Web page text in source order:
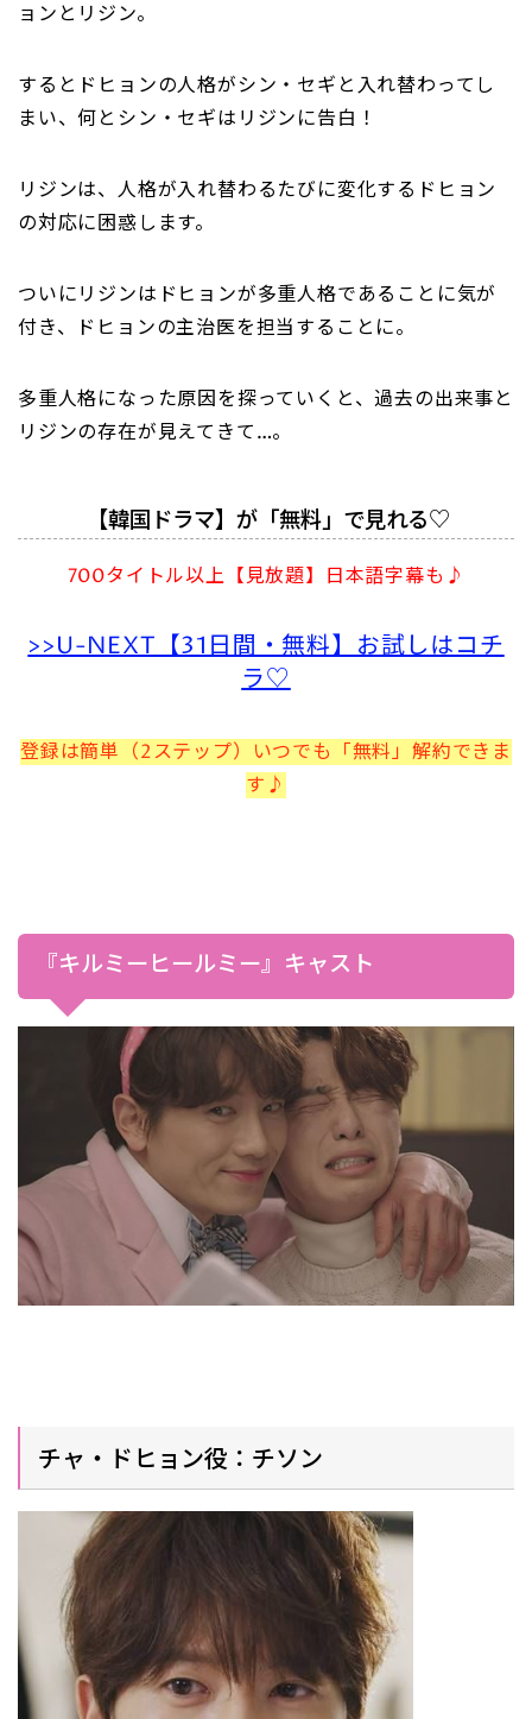
ョンとリジン。
するとドヒョンの人格がシン・セギと入れ替わってし
まい、何とシン・セギはリジンに告白！
リジンは、人格が入れ替わるたびに変化するドヒョン
の対応に困惑します。
ついにリジンはドヒョンが多重人格であることに気が
付き、ドヒョンの主治医を担当することに。
多重人格になった原因を探っていくと、過去の出来事と
リジンの存在が見えてきて…。
【韓国ドラマ】が「無料」で見れる♡
700タイトル以上【見放題】日本語字幕も♪
>>U-NEXT【31日間・無料】お試しはコチ
ラ♡
登録は簡単（2ステップ）いつでも「無料」解約できま
す♪
『キルミーヒールミー』キャスト
チャ・ドヒョン役：チソン